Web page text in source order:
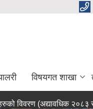
विषयगत शाखा
(अद्यावधिक २०८३ साउन